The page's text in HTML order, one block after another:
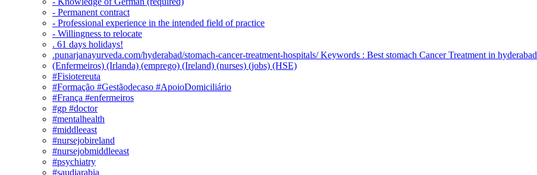
- Permanent contract
- Professional experience in the intended field of practice
- Willingness to relocate
. 61 days holidays!
.punarjanayurveda.com/hyderabad/stomach-cancer-treatment-hospitals/ Keywords : Best stomach Cancer Treatment in hyderabad
(Enfermeiros) (Irlanda) (emprego) (Ireland) (nurses) (jobs) (HSE)
#Fisiotereuta
#Formação #Gestãodecaso #ApoioDomiciliário
#França #enfermeiros
#gp #doctor
#mentalhealth
#middleeast
#nursejobireland
#nursejobmiddleeast
#psychiatry
#saudiarabia